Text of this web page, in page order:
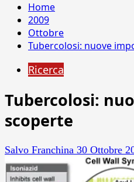
Home
2009
Ottobre
Tubercolosi: nuove
Ricerca
Tubercolosi:
scoperte
Salvo Franchina 30 Ottobre